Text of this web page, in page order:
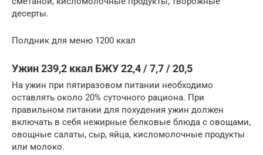
десерты.
Полдник для меню 1200 ккал
Ужин 239,2 ккал БЖУ 22,4 / 7,7 / 20,5
На ужин при пятиразовом питании необходимо
оставлять около 20% суточного рациона. При
правильном питании для похудения ужин должен
включать в себя нежирные белковые блюда с овощами,
овощные салаты, сыр, яйца, кисломолочные продукты
или молоко.